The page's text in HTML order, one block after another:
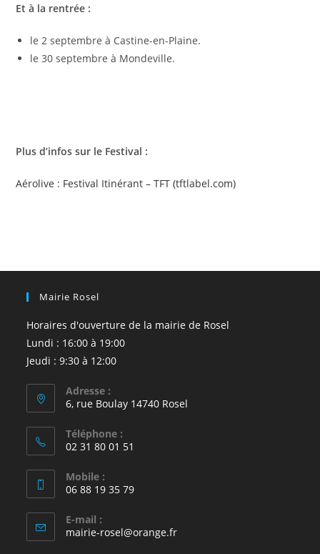
Et à la rentrée :
le 2 septembre à Castine-en-Plaine.
le 30 septembre à Mondeville.
Plus d’infos sur le Festival :
Aérolive : Festival Itinérant – TFT (tftlabel.com)
Mairie Rosel
Horaires d'ouverture de la mairie de Rosel
Lundi : 16:00 à 19:00
Jeudi : 9:30 à 12:00
Adresse :
6, rue Boulay 14740 Rosel
Téléphone :
02 31 80 01 51
Mobile :
06 88 19 35 79
E-mail :
mairie-rosel@orange.frS’ouvre